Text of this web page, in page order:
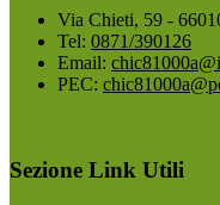
Via Chieti, 59 -
Tel: 0871/390126
Email:
PEC:
Sezione Link Utili